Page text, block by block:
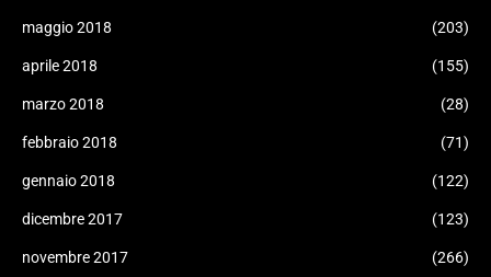
maggio 2018 (203)
aprile 2018 (155)
marzo 2018 (28)
febbraio 2018 (71)
gennaio 2018 (122)
dicembre 2017 (123)
novembre 2017 (266)